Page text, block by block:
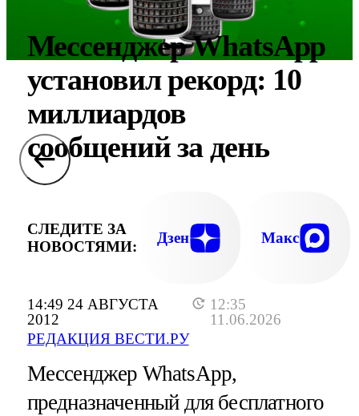
14:49 24 АВГУСТА
2012
12:35
11.06.2026
РЕДАКЦИЯ ВЕСТИ.РУ
Мессенджер WhatsApp
установил рекорд: 10
миллиардов
сообщений за день
СЛЕДИТЕ ЗА
НОВОСТЯМИ:
Дзен Макс
Мессенджер WhatsApp,
предназначенный для бесплатного